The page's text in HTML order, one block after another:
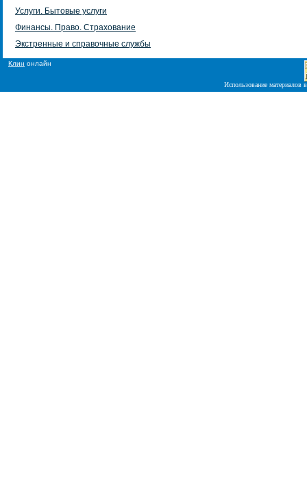
Услуги. Бытовые услуги
Финансы. Право. Страхование
Экстренные и справочные службы
Клин онлайн
Использование материалов